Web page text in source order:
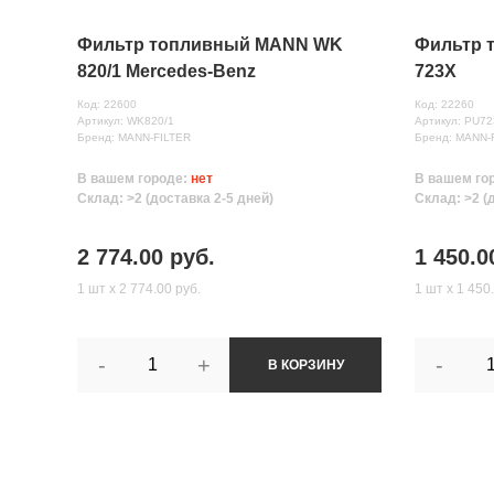
Фильтр топливный MANN WK
820/1 Mercedes-Benz
Код: 22600
Артикул: WK820/1
Бренд: MANN-FILTER
В вашем городе: нет
Склад: >2 (доставка 2-5 дней)
2 774.00 руб.
1 шт х 2 774.00 руб.
- + В КОРЗИНУ
Фильтр
723X
Код: 22260
Артикул:
Бренд: MANN-
В вашем
Склад: >2
1
1 шт х 1
-